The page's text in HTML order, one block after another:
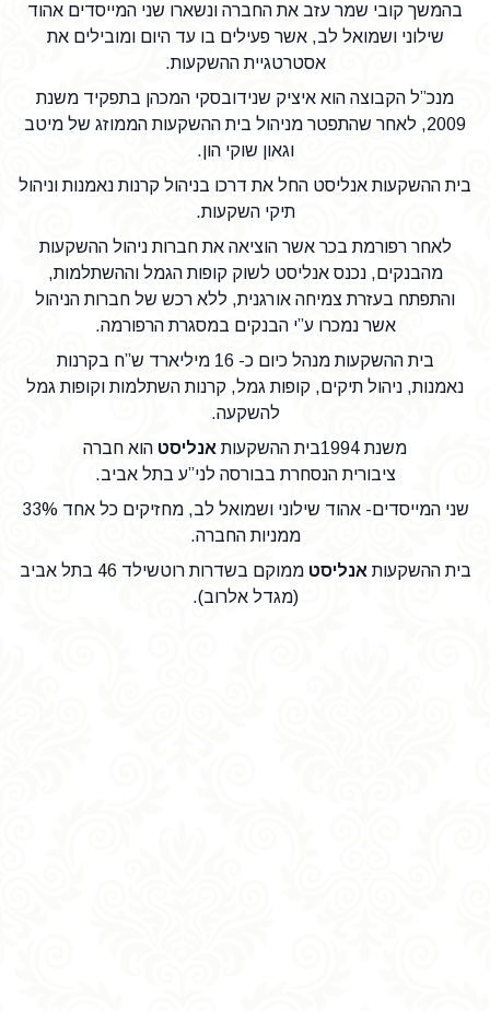
בהמשך קובי שמר עזב את החברה ונשארו שני המייסדים אהוד
שילוני ושמואל לב, אשר פעילים בו עד היום ומובילים את
אסטרטגיית ההשקעות.
מנכ”ל הקבוצה הוא איציק שנידובסקי המכהן בתפקיד משנת
2009, לאחר שהתפטר מניהול בית ההשקעות הממוזג של מיטב
וגאון שוקי הון.
בית ההשקעות אנליסט החל את דרכו בניהול קרנות נאמנות וניהול
תיקי השקעות.
לאחר רפורמת בכר אשר הוציאה את חברות ניהול ההשקעות
מהבנקים, נכנס אנליסט לשוק קופות הגמל וההשתלמות,
והתפתח בעזרת צמיחה אורגנית, ללא רכש של חברות הניהול
אשר נמכרו ע”י הבנקים במסגרת הרפורמה.
בית ההשקעות מנהל כיום כ- 16 מיליארד ש”ח בקרנות
נאמנות, ניהול תיקים, קופות גמל, קרנות השתלמות וקופות גמל
להשקעה.
משנת 1994בית ההשקעות
אנליסט הוא חברה
ציבורית הנסחרת בבורסה לני”ע בתל אביב.
שני המייסדים- אהוד שילוני ושמואל לב, מחזיקים כל אחד 33%
ממניות החברה.
בית ההשקעות אנליסט
ממוקם בשדרות רוטשילד 46 בתל אביב
(מגדל אלרוב).